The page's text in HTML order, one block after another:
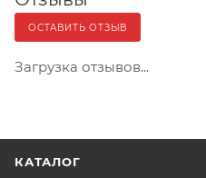
ОСТАВИТЬ ОТЗЫВ
Загрузка отзывов...
КАТАЛОГ